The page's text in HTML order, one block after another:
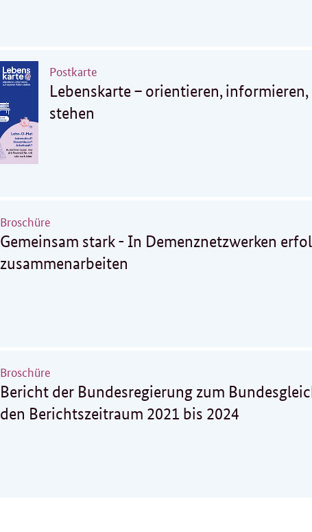
Postkarte
Lebenskarte – orientieren,
stehen
Broschüre
Gemeinsam stark - In Demenznetzwerken
zusammenarbeiten
Broschüre
Bericht der Bundesregierung zum
den Berichtszeitraum 2021 bis 2024